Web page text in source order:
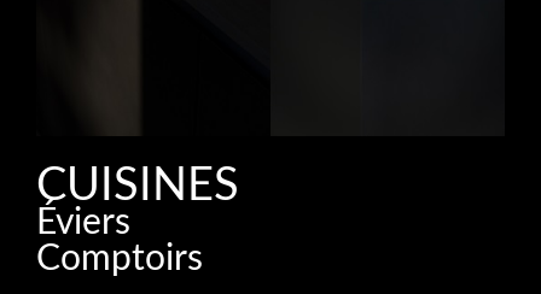
CUISINES
Éviers
Comptoirs